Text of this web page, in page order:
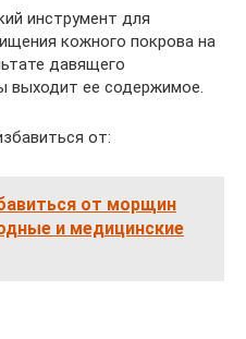
инструмент для
кожного покрова на
давящего
выходит ее содержимое.
от:
от морщин
и медицинские